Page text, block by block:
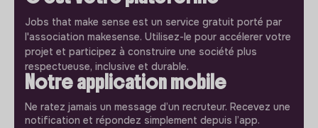
Jobs that make sense est un service gratuit porté par
l'association makesense. Utilisez-le pour accélerer votre
projet et participez à construire une société plus
respectueuse, inclusive et durable.
Notre application mobile
Ne ratez jamais un message d’un recruteur. Recevez une
notification et répondez simplement depuis l’app.